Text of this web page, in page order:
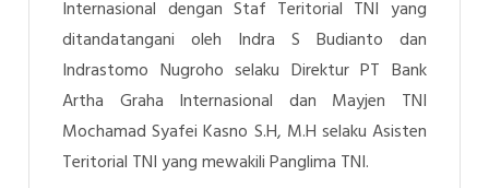
Internasional dengan Staf Teritorial TNI yang
ditandatangani oleh Indra S Budianto dan
Indrastomo Nugrohoselaku Direktur PT Bank
Artha Graha Internasional dan Mayjen TNI
Mochamad Syafei Kasno S.H, M.H selaku Asisten
Teritorial TNI yang mewakili Panglima TNI.